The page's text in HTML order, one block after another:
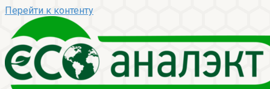
Перейти к контенту